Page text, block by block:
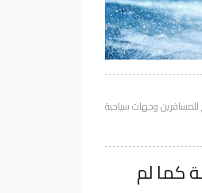
للمسافرينوجهات سياحية
العين السخنة كما لم